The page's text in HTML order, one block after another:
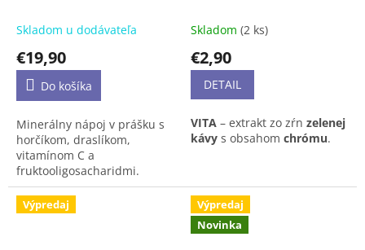
Skladom u dodávateľa
€19,90
Do košíka
Minerálny nápoj v prášku s
horčíkom, draslíkom,
vitamínom C a
fruktooligosacharidmi.
Doplnok stravy s ovocnou
príchuťou a sladidlami.
s chrómom)
Skladom (2 ks)
€2,90
DETAIL
VITA – extrakt zo zŕn zelenej
kávy s obsahom chrómu.
Výpredaj
Výpredaj
Novinka